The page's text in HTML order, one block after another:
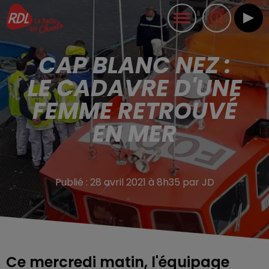
CAP BLANC NEZ :
LE CADAVRE D'UNE
FEMME RETROUVÉ
EN MER
Publié : 28 avril 2021 à 8h35 par JD
Ce mercredi matin, l'équipage